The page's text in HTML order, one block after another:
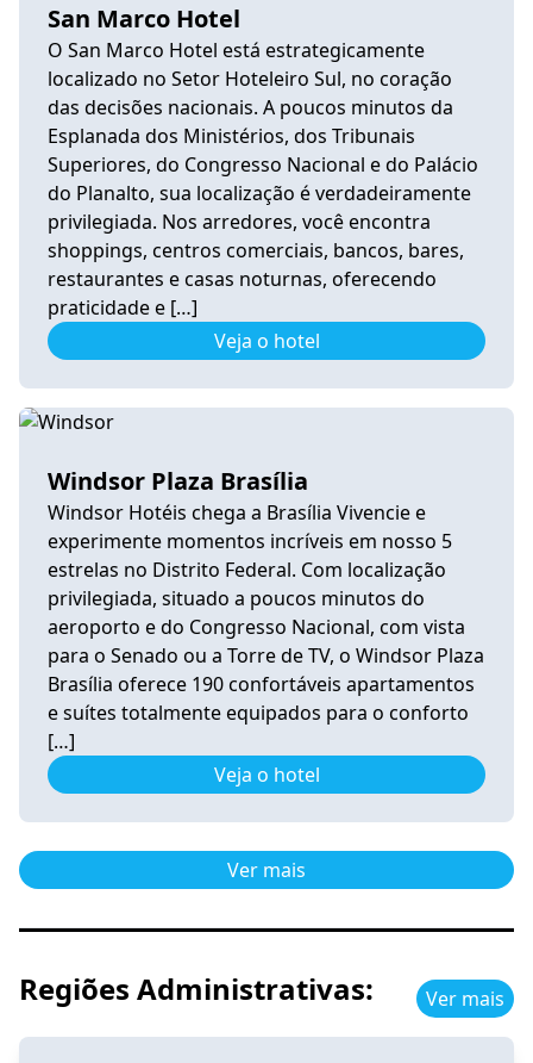
San Marco Hotel
O San Marco Hotel está estrategicamente
localizado no Setor Hoteleiro Sul, no coração
das decisões nacionais. A poucos minutos da
Esplanada dos Ministérios, dos Tribunais
Superiores, do Congresso Nacional e do Palácio
do Planalto, sua localização é verdadeiramente
privilegiada. Nos arredores, você encontra
shoppings, centros comerciais, bancos, bares,
restaurantes e casas noturnas, oferecendo
praticidade e […]
Veja o hotel
Windsor Plaza Brasília
Windsor Hotéis chega a Brasília Vivencie e
experimente momentos incríveis em nosso 5
estrelas no Distrito Federal. Com localização
privilegiada, situado a poucos minutos do
aeroporto e do Congresso Nacional, com vista
para o Senado ou a Torre de TV, o Windsor Plaza
Brasília oferece 190 confortáveis apartamentos
e suítes totalmente equipados para o conforto
[…]
Veja o hotel
Ver mais
Regiões Administrativas: Ver mais